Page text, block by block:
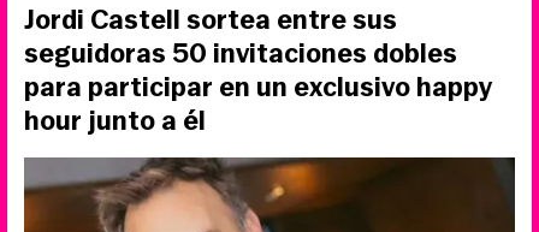
Jordi Castell sortea entre sus
seguidoras 50 invitaciones dobles
para participar en un exclusivo happy
hour junto a él